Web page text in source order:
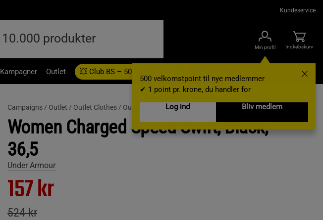
Kundeservice
Min profil
500 velkomstpoint til nye medlemmer
✔ 1 point pr. krone, du handler for
Log ind
Bliv medlem
Indkøbskurv
Kampagner Outlet 💥 Club BS – 500 velkomstpoint Gavekort
Campaigns / Outlet / Outlet Clothes / Outlet med tøj til mænd
Women Charged Speed Swift, Black,
36,5
Under Armour
157 kr
524 kr